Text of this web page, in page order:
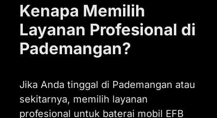
Kenapa Memilih
Layanan Profesional di
Pademangan?
Jika Anda tinggal di Pademangan atau
sekitarnya, memilih layanan
profesional untuk baterai mobil EFB